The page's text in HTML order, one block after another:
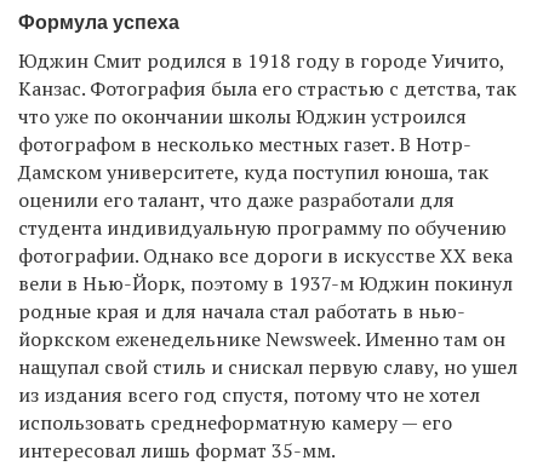
Формула успеха
Юджин Смит родился в 1918 году в городе Уичито,
Канзас. Фотография была его страстью с детства, так
что уже по окончании школы Юджин устроился
фотографом в несколько местных газет. В Нотр-
Дамском университете, куда поступил юноша, так
оценили его талант, что даже разработали для
студента индивидуальную программу по обучению
фотографии. Однако все дороги в искусстве ХХ века
вели в Нью-Йорк, поэтому в 1937-м Юджин покинул
родные края и для начала стал работать в нью-
йоркском еженедельнике Newsweek. Именно там он
нащупал свой стиль и снискал первую славу, но ушел
из издания всего год спустя, потому что не хотел
использовать среднеформатную камеру — его
интересовал лишь формат 35-мм.